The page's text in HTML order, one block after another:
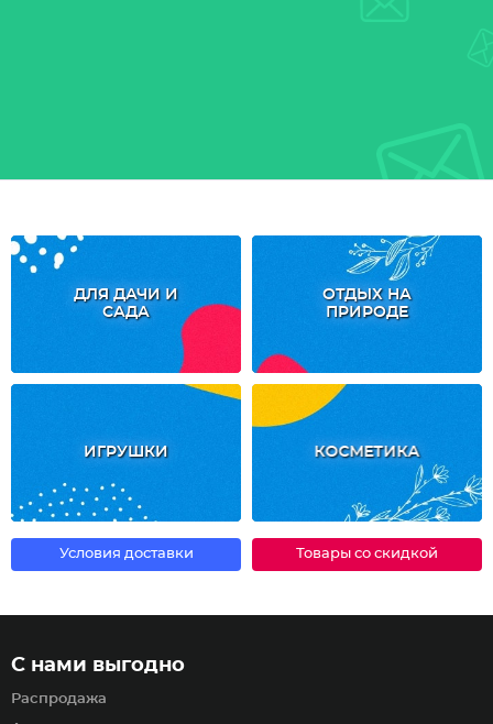
ДЛЯ ДАЧИ И
САДА
ОТДЫХ НА
ПРИРОДЕ
ИГРУШКИ КОСМЕТИКА
Условия доставки Товары со скидкой
С нами выгодно
Распродажа